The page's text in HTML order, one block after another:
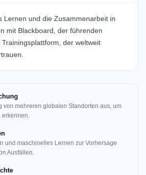
Lernen und die Zusammenarbeit in
mit Blackboard, der führenden
der weltweit
von mehreren globalen Standorten aus, um
erkennen.
und maschinelles Lernen zur Vorhersage
Ausfällen.